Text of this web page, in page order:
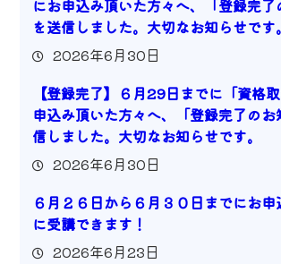
にお申込み頂いた方々へ、「登録完了
を送信しました。大切なお知らせです。
2026年6月30日
【登録完了】６月29日までに「資格
申込み頂いた方々へ、「登録完了の
信しました。大切なお知らせです。
2026年6月30日
６月２６日から６月３０日までにお
に受講できます！
2026年6月23日